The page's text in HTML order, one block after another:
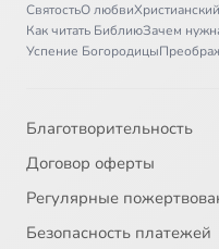
СвятостьО любви
Как читать БиблиюЗачем
Успение Богородицы
Благотворительность
Договор оферты
Регулярные
Безопасность платежей